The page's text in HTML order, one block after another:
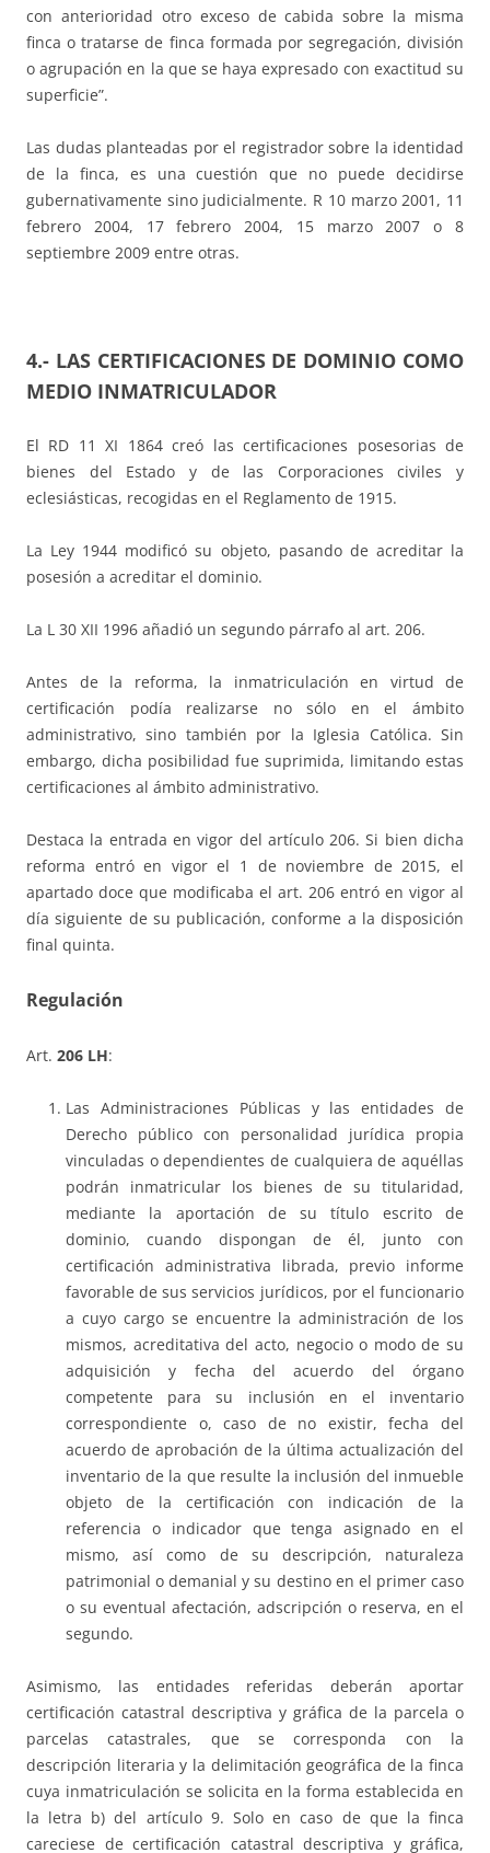
con anterioridad otro exceso de cabida sobre la misma
finca o tratarse de finca formada por segregación, división
o agrupación en la que se haya expresado con exactitud su
superficie”.
Las dudas planteadas por el registrador sobre la identidad
de la finca, es una cuestión que no puede decidirse
gubernativamente sino judicialmente. R 10 marzo 2001, 11
febrero 2004, 17 febrero 2004, 15 marzo 2007 o 8
septiembre 2009 entre otras.
4.- LAS CERTIFICACIONES DE DOMINIO COMO
MEDIO INMATRICULADOR
El RD 11 XI 1864 creó las certificaciones posesorias de
bienes del Estado y de las Corporaciones civiles y
eclesiásticas, recogidas en el Reglamento de 1915.
La Ley 1944 modificó su objeto, pasando de acreditar la
posesión a acreditar el dominio.
La L 30 XII 1996 añadió un segundo párrafo al art. 206.
Antes de la reforma, la inmatriculación en virtud de
certificación podía realizarse no sólo en el ámbito
administrativo, sino también por la Iglesia Católica. Sin
embargo, dicha posibilidad fue suprimida, limitando estas
certificaciones al ámbito administrativo.
Destaca la entrada en vigor del artículo 206. Si bien dicha
reforma entró en vigor el 1 de noviembre de 2015, el
apartado doce que modificaba el art. 206 entró en vigor al
día siguiente de su publicación, conforme a la disposición
final quinta.
Regulación
Art. 206 LH:
Las Administraciones Públicas y las entidades de
Derecho público con personalidad jurídica propia
vinculadas o dependientes de cualquiera de aquéllas
podrán inmatricular los bienes de su titularidad,
mediante la aportación de su título escrito de
dominio, cuando dispongan de él, junto con
certificación administrativa librada, previo informe
favorable de sus servicios jurídicos, por el funcionario
a cuyo cargo se encuentre la administración de los
mismos, acreditativa del acto, negocio o modo de su
adquisición y fecha del acuerdo del órgano
competente para su inclusión en el inventario
correspondiente o, caso de no existir, fecha del
acuerdo de aprobación de la última actualización del
inventario de la que resulte la inclusión del inmueble
objeto de la certificación con indicación de la
referencia o indicador que tenga asignado en el
mismo, así como de su descripción, naturaleza
patrimonial o demanial y su destino en el primer caso
o su eventual afectación, adscripción o reserva, en el
segundo.
Asimismo, las entidades referidas deberán aportar
certificación catastral descriptiva y gráfica de la parcela o
parcelas catastrales, que se corresponda con la
descripción literaria y la delimitación geográfica de la finca
cuya inmatriculación se solicita en la forma establecida en
la letra b) del artículo 9. Solo en caso de que la finca
careciese de certificación catastral descriptiva y gráfica,